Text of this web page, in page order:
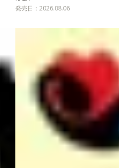
発売日：2026.08.06